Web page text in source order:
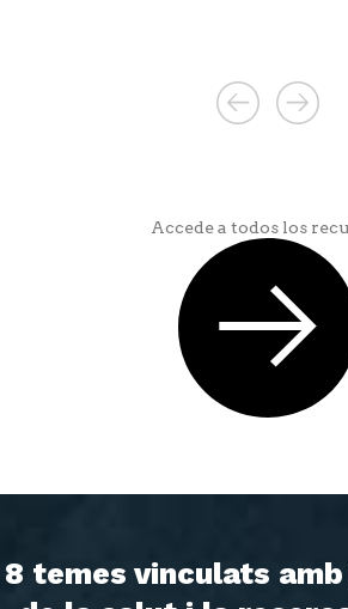
Accede a todos los
8 temes vinculats